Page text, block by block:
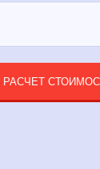
РАСЧЕТ